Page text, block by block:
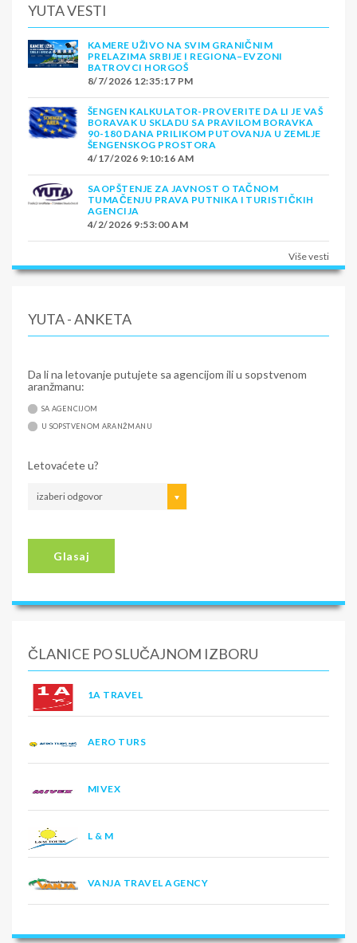
YUTA VESTI
KAMERE UŽIVO NA SVIM GRANIČNIM
PRELAZIMA SRBIJE I REGIONA–EVZONI
BATROVCI HORGOŠ
8/7/2026 12:35:17 PM
ŠENGEN KALKULATOR-PROVERITE DA LI JE VAŠ
BORAVAK U SKLADU SA PRAVILOM BORAVKA
90-180 DANA PRILIKOM PUTOVANJA U ZEMLJE
ŠENGENSKOG PROSTORA
4/17/2026 9:10:16 AM
SAOPŠTENJE ZA JAVNOST O TAČNOM
TUMAČENJU PRAVA PUTNIKA I TURISTIČKIH
AGENCIJA
4/2/2026 9:53:00 AM
Više vesti
YUTA - ANKETA
Da li na letovanje putujete sa agencijom ili u sopstvenom
aranžmanu:
SA AGENCIJOM
U SOPSTVENOM ARANŽMANU
Letovaćete u?
izaberi odgovor
Glasaj
ČLANICE PO SLUČAJNOM IZBORU
1A TRAVEL
AERO TURS
MIVEX
L & M
VANJA TRAVEL AGENCY